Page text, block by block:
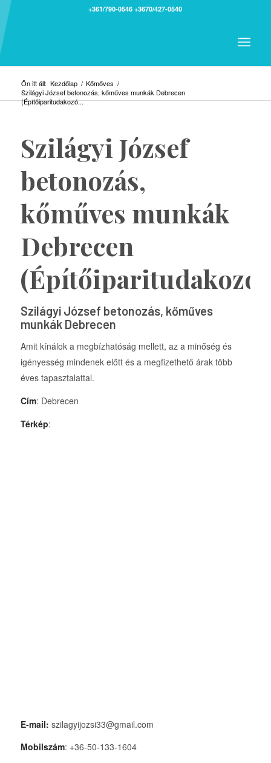
+361/790-0546 +3670/427-0540
Ön itt áll: Kezdőlap / Kőmőves /
Szilágyi József betonozás, kőműves munkák Debrecen
(Építőiparitudakozó...
Szilágyi József
betonozás,
kőműves munkák
Debrecen
(Építőiparitudakozó)
Szilágyi József betonozás, kőműves
munkák Debrecen
Amit kínálok a megbízhatóság mellett, az a minőség és
igényesség mindenek előtt és a megfizethető árak több
éves tapasztalattal.
Cím: Debrecen
Térkép:
E-mail: szilagyijozsi33@gmail.com
Mobilszám: +36-50-133-1604